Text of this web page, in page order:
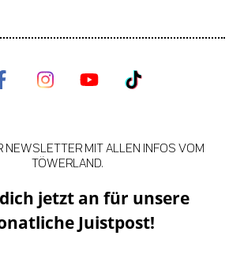
jetzt an für unsere
Juistpost!
NEWSLETTER MIT ALLEN INFOS VOM
TÖWERLAND.